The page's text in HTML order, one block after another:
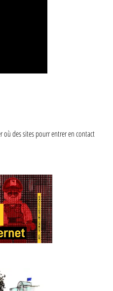
où des sites pourr entrer en contact